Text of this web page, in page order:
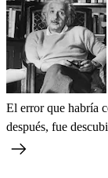
El error que habría
después, fue